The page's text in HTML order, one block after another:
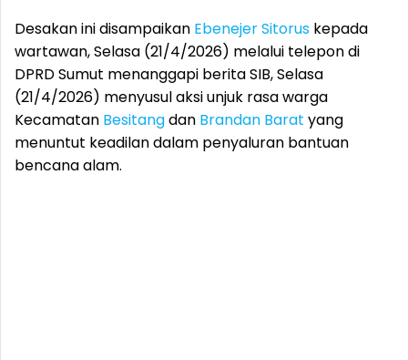
Desakan ini disampaikan Ebenejer Sitorus kepada
wartawan, Selasa (21/4/2026) melalui telepon di
DPRD Sumut menanggapi berita SIB, Selasa
(21/4/2026) menyusul aksi unjuk rasa warga
Kecamatan Besitangdan Brandan Barat yang
menuntut keadilan dalam penyaluran bantuan
bencana alam.